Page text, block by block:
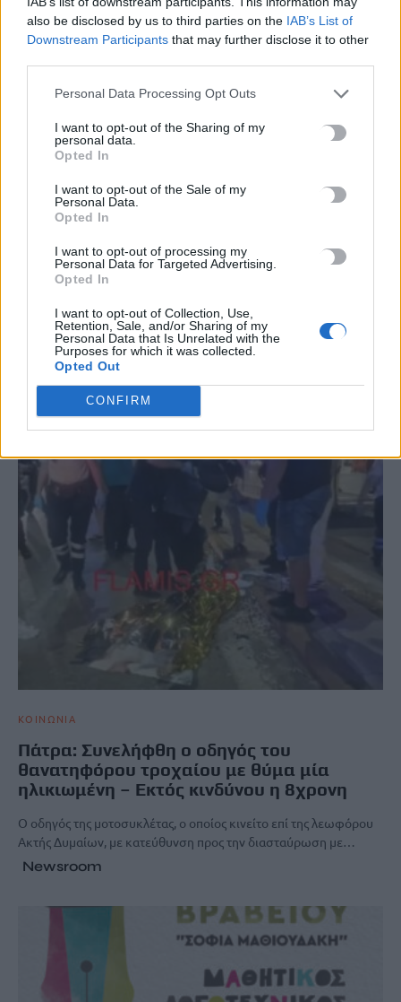
also be disclosed by us to third parties on the IAB’s List of
Downstream Participants that may further disclose it to other
Personal Data Processing Opt Outs
I want to opt-out of the Sharing of my
personal data.
Opted In
I want to opt-out of the Sale of my
Personal Data.
Opted In
I want to opt-out of processing my
Personal Data for Targeted Advertising.
Opted In
I want to opt-out of Collection, Use,
Retention, Sale, and/or Sharing of my
Personal Data that Is Unrelated with the
Purposes for which it was collected.
Opted Out
CONFIRM
Έκτακτο επίδομα παιδιού: Ποιοι πάνε ταμείο
ΟΠΕΚΑ: Νέα πληρωμή στις 7 Αυγούστου για τρίτεκνες και
πολύτεκνες οικογένειες
6 Αυγούστου, 2026
TRENDING
ΝΕΕΣ ΤΑΥΤΟΤΗΤΕΣ # ΙΔΡΩΤΑΣ # ΚΑΚΟΣΜΙΑ
ΚΑΡΤΑ ΑΓΡΟΤΗ
ΚΟΙΝΩΝΙΑ
Πάτρα: Συνελήφθη ο οδηγός του
θανατηφόρου τροχαίου με θύμα μία
ηλικιωμένη – Εκτός κινδύνου η 8χρονη
Ο οδηγός της μοτοσυκλέτας, ο οποίος κινείτο επί της λεωφόρου
Ακτής Δυμαίων, με κατεύθυνση προς την διασταύρωση με…
Newsroom